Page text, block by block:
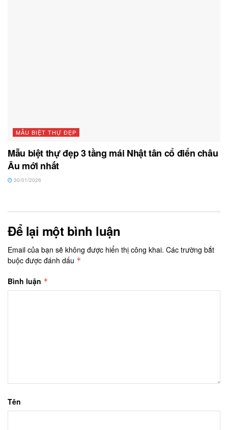
MẪU BIỆT THỰ ĐẸP
Mẫu biệt thự đẹp 3 tầng mái Nhật tân cổ điển châu
Âu mới nhất
30/01/2026
Để lại một bình luận
Email của bạn sẽ không được hiển thị công khai. Các trường bắt
buộc được đánh dấu *
Bình luận *
Tên